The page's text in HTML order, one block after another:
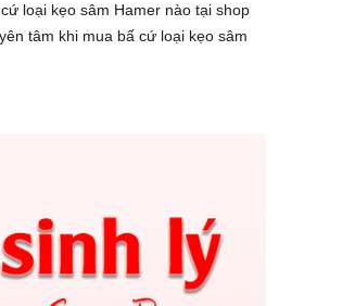
loại kẹo sâm Hamer nào tại shop
tâm khi mua bấ cứ loại kẹo sâm